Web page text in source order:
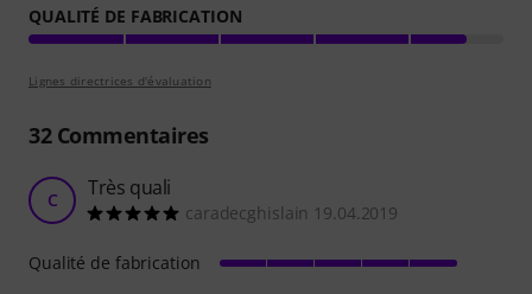
QUALITÉ DE FABRICATION
Lignes directrices d'évaluation
32Commentaires
C Très quali
caradecghislain 19.04.2019
Qualité de fabrication